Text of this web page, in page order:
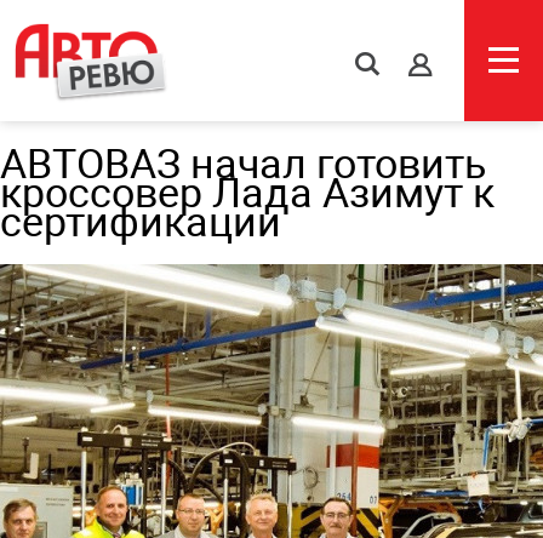
s
АВТОВАЗ начал готовить
кроссовер Лада Азимут к
сертификации